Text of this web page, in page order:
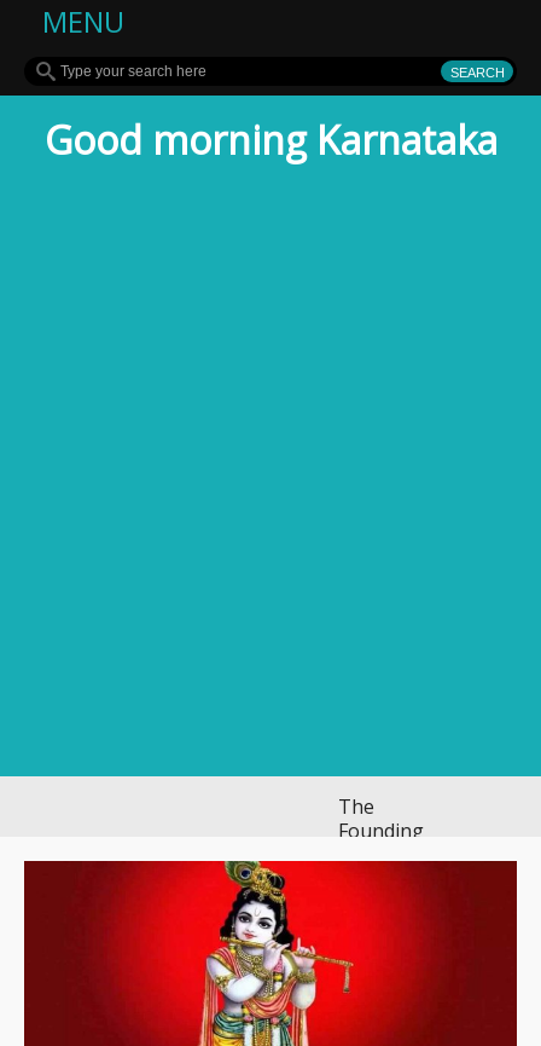
MENU
Good morning Karnataka
The
Founding
of
ವಿಜಯನಗರದಲ್ಲಿ